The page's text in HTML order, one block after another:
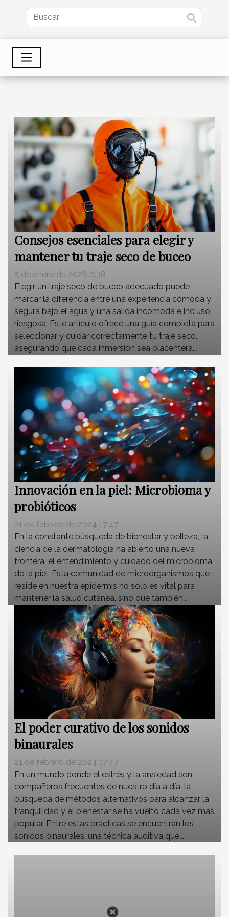
Consejos esenciales para elegir y
mantener tu traje seco de buceo
5 de enero de 2026 0:38
Elegir un traje seco de buceo adecuado puede
marcar la diferencia entre una experiencia cómoda y
segura bajo el agua y una salida incómoda e incluso
riesgosa. Este artículo ofrece una guía completa para
seleccionar y cuidar correctamente tu traje seco,
asegurando que cada inmersión sea placentera...
Innovación en la piel: Microbioma y
probióticos
21 de febrero de 2024 17:47
En la constante búsqueda de bienestar y belleza, la
ciencia de la dermatología ha abierto una nueva
frontera: el entendimiento y cuidado del microbioma
de la piel. Esta comunidad de microorganismos que
reside en nuestra epidermis no solo es vital para
mantener la salud cutánea, sino que también...
El poder curativo de los sonidos
binaurales
21 de febrero de 2024 17:47
En un mundo donde el estrés y la ansiedad son
compañeros frecuentes de nuestro día a día, la
búsqueda de métodos alternativos para alcanzar la
tranquilidad y el bienestar se ha vuelto cada vez más
popular. Entre estas prácticas se encuentran los
sonidos binaurales, una técnica auditiva que...